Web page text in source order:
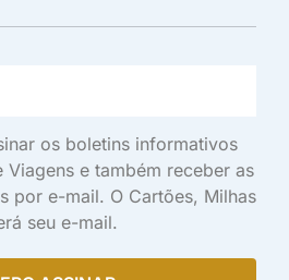
os boletins informativos
Viagens e também receber as
por e-mail. O Cartões, Milhas
seu e-mail.